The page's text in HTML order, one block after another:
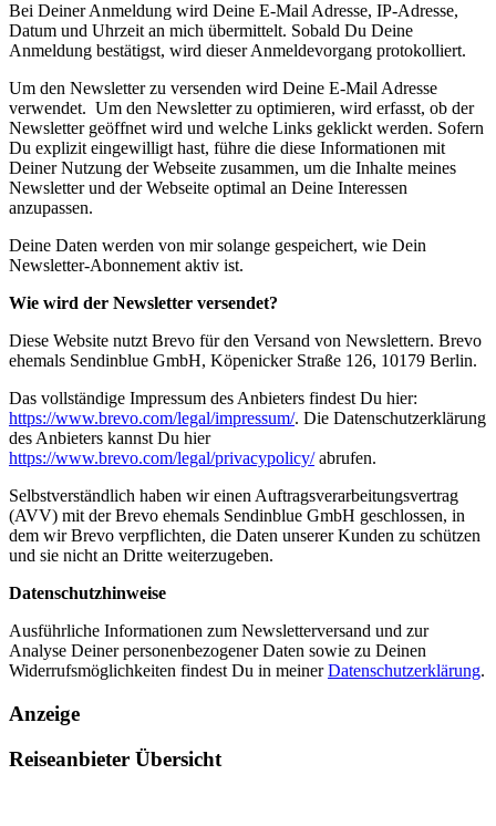
Bei Deiner Anmeldung wird Deine E-Mail Adresse, IP-Adresse,
Datum und Uhrzeit an mich übermittelt. Sobald Du Deine
Anmeldung bestätigst, wird dieser Anmeldevorgang protokolliert.
Um den Newsletter zu versenden wird Deine E-Mail Adresse
verwendet. Um den Newsletter zu optimieren, wird erfasst, ob der
Newsletter geöffnet wird und welche Links geklickt werden. Sofern
Du explizit eingewilligt hast, führe die diese Informationen mit
Deiner Nutzung der Webseite zusammen, um die Inhalte meines
Newsletter und der Webseite optimal an Deine Interessen
anzupassen.
Deine Daten werden von mir solange gespeichert, wie Dein
Newsletter-Abonnement aktiv ist.
Wie wird der Newsletter versendet?
Diese Website nutzt Brevo für den Versand von Newslettern. Brevo
ehemals Sendinblue GmbH, Köpenicker Straße 126, 10179 Berlin.
Das vollständige Impressum des Anbieters findest Du hier:
https://www.brevo.com/legal/impressum/. Die Datenschutzerklärung
des Anbieters kannst Du hier
https://www.brevo.com/legal/privacypolicy/abrufen.
Selbstverständlich haben wir einen Auftragsverarbeitungsvertrag
(AVV) mit der Brevo ehemals Sendinblue GmbH geschlossen, in
dem wir Brevo verpflichten, die Daten unserer Kunden zu schützen
und sie nicht an Dritte weiterzugeben.
Datenschutzhinweise
Ausführliche Informationen zum Newsletterversand und zur
Analyse Deiner personenbezogener Daten sowie zu Deinen
Widerrufsmöglichkeiten findest Du in meinerDatenschutzerklärung.
Anzeige
Reiseanbieter Übersicht